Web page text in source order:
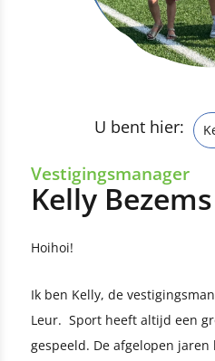
U bent hier:
Vestigingsmanager
Kelly Bezems
Hoihoi!
Ik ben Kelly, de
Leur. Sport heeft altijd een
gespeeld. De afgelopen